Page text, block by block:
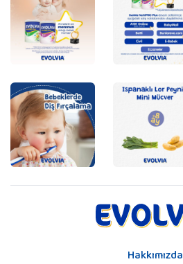
Hakkımızda